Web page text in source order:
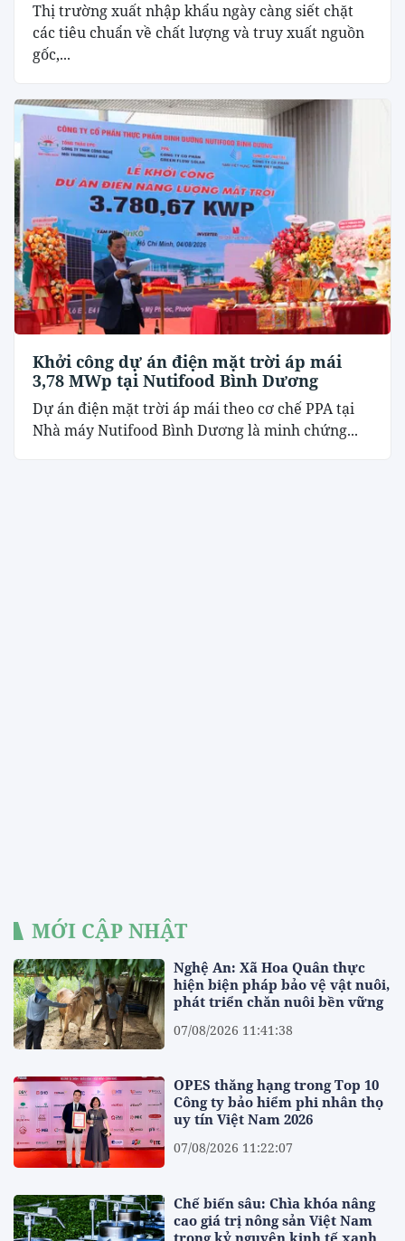
Thị trường xuất nhập khẩu ngày càng siết chặt
các tiêu chuẩn về chất lượng và truy xuất nguồn
gốc,...
Khởi công dự án điện mặt trời áp mái
3,78 MWp tại Nutifood Bình Dương
Dự án điện mặt trời áp mái theo cơ chế PPA tại
Nhà máy Nutifood Bình Dương là minh chứng...
MỚI CẬP NHẬT
Nghệ An: Xã Hoa Quân thực
hiện biện pháp bảo vệ vật nuôi,
phát triển chăn nuôi bền vững
07/08/2026 11:41:38
OPES thăng hạng trong Top 10
Công ty bảo hiểm phi nhân thọ
uy tín Việt Nam 2026
07/08/2026 11:22:07
Chế biến sâu: Chìa khóa nâng
cao giá trị nông sản Việt Nam
trong kỷ nguyên kinh tế xanh